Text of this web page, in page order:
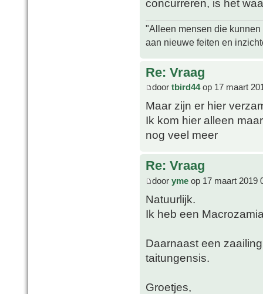
concurreren, is het
"Alleen mensen die
aan nieuwe feiten en
Re: Vraag
door tbird44op 17 maart
Maar zijn er hier
Ik kom hier alleen
nog veel meer
Re: Vraag
door yme op 17 maart 2019
Natuurlijk.
Ik heb een
Daarnaast een
taitungensis.
Groetjes,